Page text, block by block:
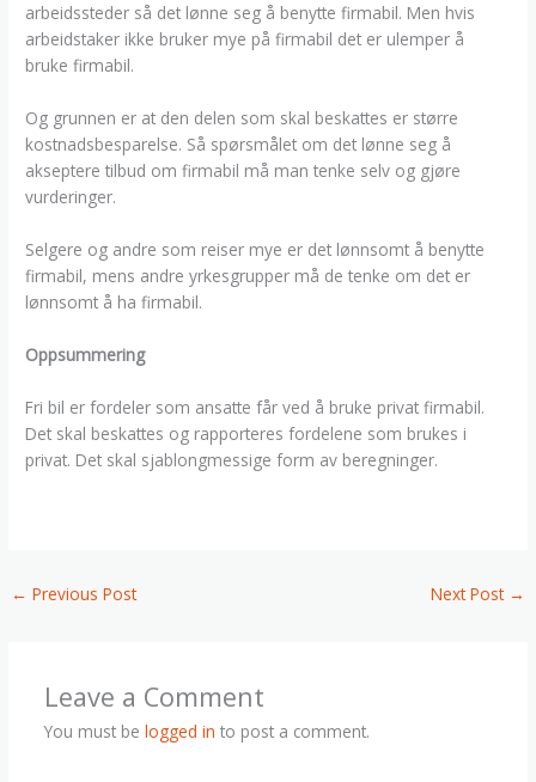
arbeidssteder så det lønne seg å benytte firmabil. Men hvis
arbeidstaker ikke bruker mye på firmabil det er ulemper å
bruke firmabil.
Og grunnen er at den delen som skal beskattes er større
kostnadsbesparelse. Så spørsmålet om det lønne seg å
akseptere tilbud om firmabil må man tenke selv og gjøre
vurderinger.
Selgere og andre som reiser mye er det lønnsomt å benytte
firmabil, mens andre yrkesgrupper må de tenke om det er
lønnsomt å ha firmabil.
Oppsummering
Fri bil er fordeler som ansatte får ved å bruke privat firmabil.
Det skal beskattes og rapporteres fordelene som brukes i
privat. Det skal sjablongmessige form av beregninger.
← Previous Post Next Post →
Leave a Comment
You must be logged in to post a comment.